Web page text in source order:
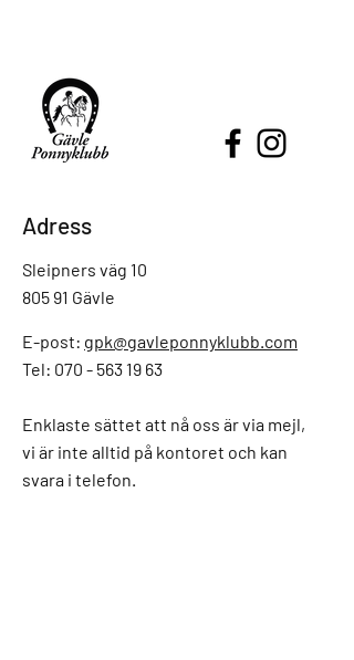
Adress
Sleipners väg 10
805 91 Gävle
E-post: gpk@gavleponnyklubb.com
Tel: 070 - 563 19 63
Enklaste sättet att nå oss är via mejl,
vi är inte alltid på kontoret och kan
svara i telefon.